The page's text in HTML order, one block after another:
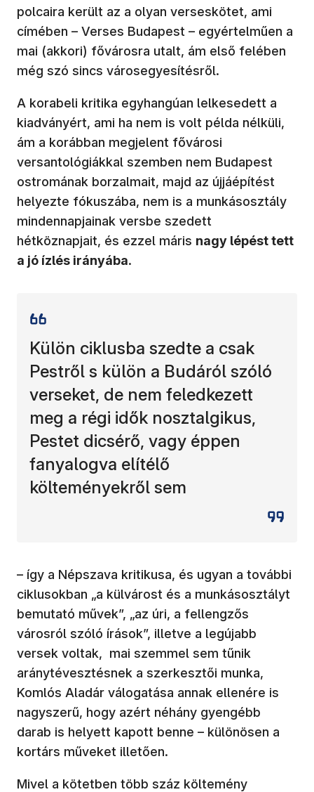
polcaira került az a olyan verseskötet, ami
címében – Verses Budapest – egyértelműen a
mai (akkori) fővárosra utalt, ám első felében
még szó sincs városegyesítésről.
A korabeli kritika egyhangúan lelkesedett a
kiadványért, ami ha nem is volt példa nélküli,
ám a korábban megjelent fővárosi
versantológiákkal szemben nem Budapest
ostromának borzalmait, majd az újjáépítést
helyezte fókuszába, nem is a munkásosztály
mindennapjainak versbe szedett
hétköznapjait, és ezzel máris nagy lépést tett
a jó ízlés irányába.
Külön ciklusba szedte a csak
Pestről s külön a Budáról szóló
verseket, de nem feledkezett
meg a régi idők nosztalgikus,
Pestet dicsérő, vagy éppen
fanyalogva elítélő
költeményekről sem
– így a Népszava kritikusa, és ugyan a további
ciklusokban „a külvárost és a munkásosztályt
bemutató művek”, „az úri, a fellengzős
városról szóló írások”, illetve a legújabb
versek voltak, mai szemmel sem tűnik
aránytévesztésnek a szerkesztői munka,
Komlós Aladár válogatása annak ellenére is
nagyszerű, hogy azért néhány gyengébb
darab is helyett kapott benne – különösen a
kortárs műveket illetően.
Mivel a kötetben több száz költemény